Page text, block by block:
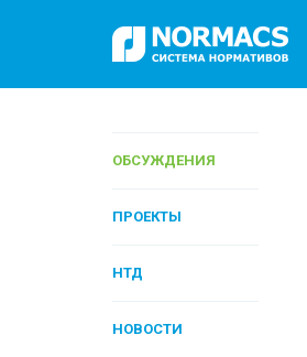
ОБСУЖДЕНИЯ
ПРОЕКТЫ
НТД
НОВОСТИ